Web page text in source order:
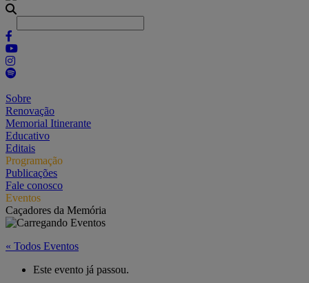
Sobre
Renovação
Memorial Itinerante
Educativo
Editais
Programação
Publicações
Fale conosco
Eventos
Caçadores da Memória
« Todos Eventos
Este evento já passou.